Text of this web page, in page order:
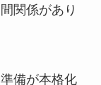
関係があり
備が本格化